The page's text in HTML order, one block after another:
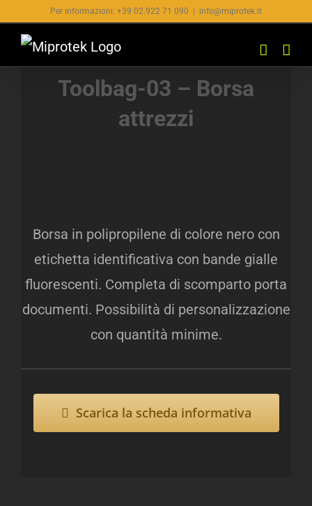
contenuto
Per informazioni: +39 02.922 71 090 info@miprotek.it
Toolbag-03 – Borsa
attrezzi
Borsa in polipropilene di colore nero con
etichetta identificativa con bande gialle
fluorescenti. Completa di scomparto porta
documenti. Possibilità di personalizzazione
con quantità minime.
Scarica la scheda informativa